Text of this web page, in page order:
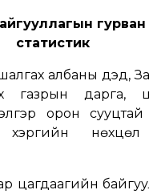
статистик
албаны дэд,
газрын дарга,
орон сууцтай
хэргийн
цагдаагийн